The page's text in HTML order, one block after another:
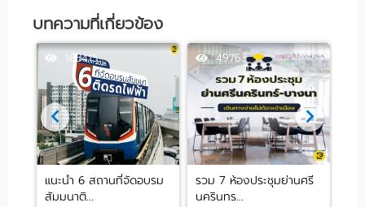
บทความที่เกี่ยวข้อง
163415
แนะนำ 6 สถานที่จัดอบรม
สัมมนาติ...
49763
รวม 7 ห้องประชุมย่านศรี
นครินทร...